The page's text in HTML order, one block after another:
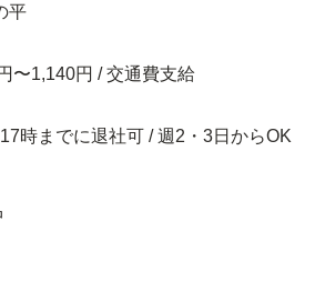
平
〜1,140円 / 交通費支給
時までに退社可 / 週2・3日からOK